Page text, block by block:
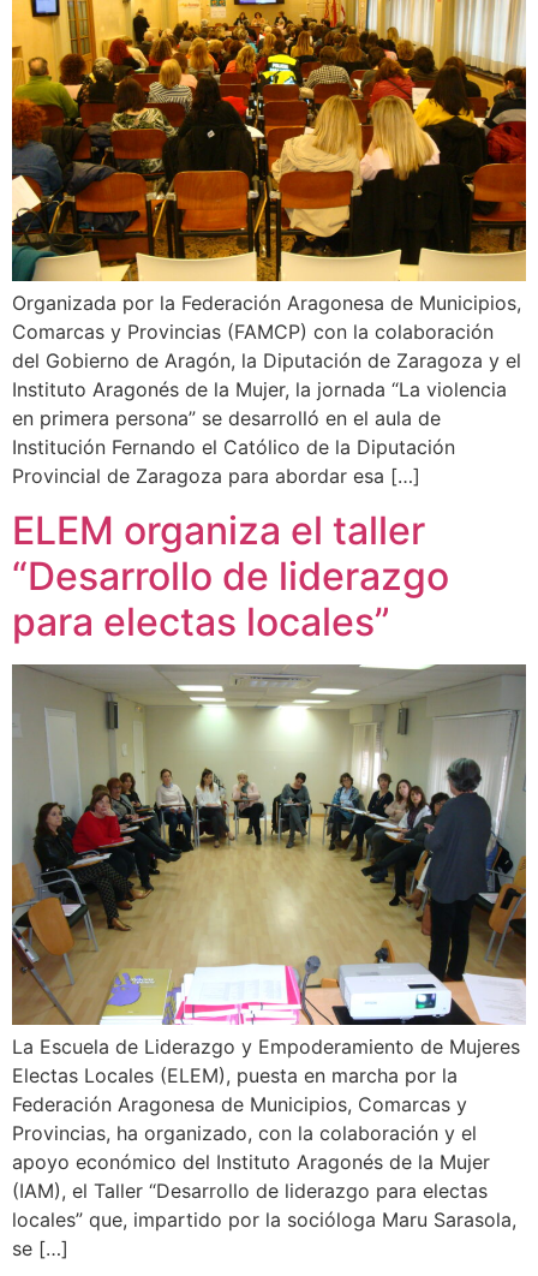
Organizada por la Federación Aragonesa de Municipios,
Comarcas y Provincias (FAMCP) con la colaboración
del Gobierno de Aragón, la Diputación de Zaragoza y el
Instituto Aragonés de la Mujer, la jornada “La violencia
en primera persona” se desarrolló en el aula de
Institución Fernando el Católico de la Diputación
Provincial de Zaragoza para abordar esa […]
ELEM organiza el taller
“Desarrollo de liderazgo
para electas locales”
La Escuela de Liderazgo y Empoderamiento de Mujeres
Electas Locales (ELEM), puesta en marcha por la
Federación Aragonesa de Municipios, Comarcas y
Provincias, ha organizado, con la colaboración y el
apoyo económico del Instituto Aragonés de la Mujer
(IAM), el Taller “Desarrollo de liderazgo para electas
locales” que, impartido por la socióloga Maru Sarasola,
se […]